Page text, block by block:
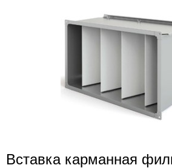
Вставка карманная